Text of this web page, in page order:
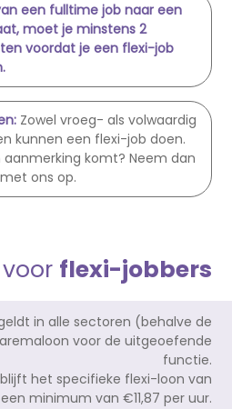
een fulltime job naar een
moet je minstens 2
voordat je een flexi-job
Zowel vroeg- als volwaardig
kunnen een flexi-job doen.
aanmerking komt? Neem dan
ons op.
flexi-jobbers
in alle sectoren (behalve de
voor de uitgeoefende
functie.
het specifieke flexi-loon van
minimum van €11,87 per uur.